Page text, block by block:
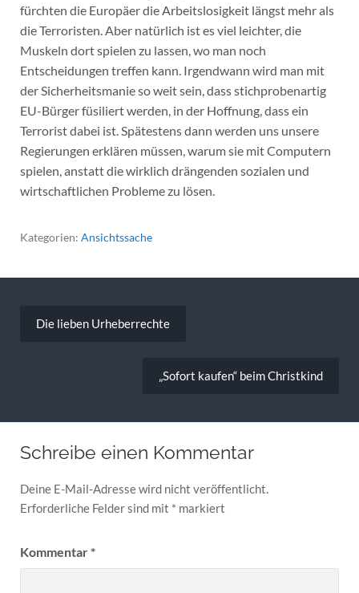
fürchten die Europäer die Arbeitslosigkeit längst mehr als
die Terroristen. Aber natürlich ist es viel leichter, die
Muskeln dort spielen zu lassen, wo man noch
Entscheidungen treffen kann. Irgendwann wird man mit
der Sicherheitsmanie so weit sein, dass stichprobenartig
EU-Bürger füsiliert werden, in der Hoffnung, dass ein
Terrorist dabei ist. Spätestens dann werden uns unsere
Regierungen erklären müssen, warum sie mit Computern
spielen, anstatt die wirklich drängenden sozialen und
wirtschaftlichen Probleme zu lösen.
Kategorien: Ansichtssache
Die lieben Urheberrechte
„Sofort kaufen“ beim Christkind
Schreibe einen Kommentar
Deine E-Mail-Adresse wird nicht veröffentlicht.
Erforderliche Felder sind mit * markiert
Kommentar*